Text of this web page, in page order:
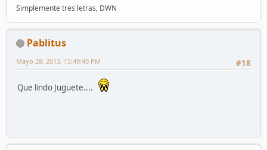
Simplemente tres letras, DWN
Pablitus
#18
Mayo 28, 2013, 15:49:40 PM
Que lindo Juguete....